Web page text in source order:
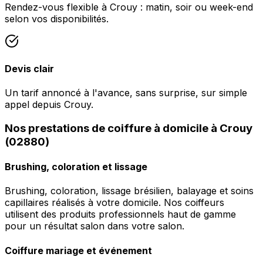
Rendez-vous flexible à Crouy : matin, soir ou week-end
selon vos disponibilités.
Devis clair
Un tarif annoncé à l'avance, sans surprise, sur simple
appel depuis Crouy.
Nos prestations de coiffure à domicile à Crouy
(02880)
Brushing, coloration et lissage
Brushing, coloration, lissage brésilien, balayage et soins
capillaires réalisés à votre domicile. Nos coiffeurs
utilisent des produits professionnels haut de gamme
pour un résultat salon dans votre salon.
Coiffure mariage et événement